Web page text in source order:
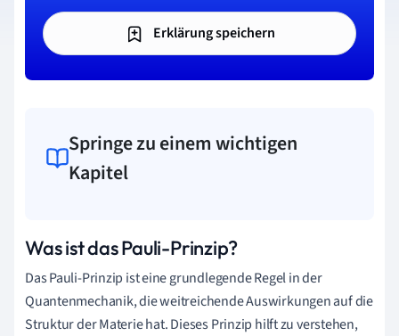
Erklärung speichern
Springe zu einem wichtigen
Kapitel
Was ist das Pauli-Prinzip?
Das Pauli-Prinzip ist eine grundlegende Regel in der
Quantenmechanik, die weitreichende Auswirkungen auf die
Struktur der Materie hat. Dieses Prinzip hilft zu verstehen,